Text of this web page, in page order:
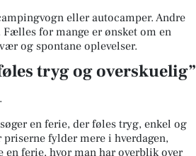
eller autocamper. Andre
for mange er ønsket om en
og spontane oplevelser.
tryg og overskuelig”
en ferie, der føles tryg, enkel og
fylder mere i hverdagen,
ferie, hvor man har overblik over